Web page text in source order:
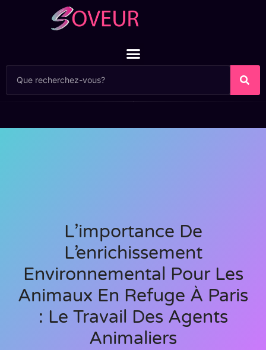
L’importance De
L’enrichissement
Environnemental Pour Les
Animaux En Refuge À Paris
: Le Travail Des Agents
Animaliers